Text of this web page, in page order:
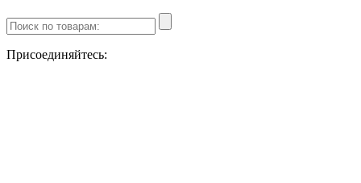
Присоединяйтесь: